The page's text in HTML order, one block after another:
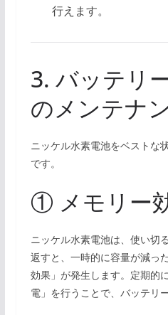
行えます。
3. バッテリ
のメンテナ
ニッケル水素電池をベストな
です。
① メモリー
ニッケル水素電池は、使い切
返すと、一時的に容量が減っ
効果」が発生します。定期的
電」を行うことで、バッテリ